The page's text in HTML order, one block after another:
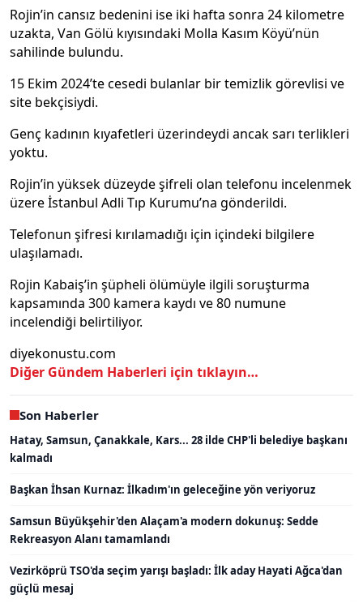
Rojin’in cansız bedenini ise iki hafta sonra 24 kilometre
uzakta, Van Gölü kıyısındaki Molla Kasım Köyü’nün
sahilinde bulundu.
15 Ekim 2024’te cesedi bulanlar bir temizlik görevlisi ve
site bekçisiydi.
Genç kadının kıyafetleri üzerindeydi ancak sarı terlikleri
yoktu.
Rojin’in yüksek düzeyde şifreli olan telefonu incelenmek
üzere İstanbul Adli Tıp Kurumu’na gönderildi.
Telefonun şifresi kırılamadığı için içindeki bilgilere
ulaşılamadı.
Rojin Kabaiş’in şüpheli ölümüyle ilgili soruşturma
kapsamında 300 kamera kaydı ve 80 numune
incelendiği belirtiliyor.
diyekonustu.com
Diğer Gündem Haberleri için tıklayın…
Son Haberler
Hatay, Samsun, Çanakkale, Kars... 28 ilde CHP'li belediye başkanı
kalmadı
Başkan İhsan Kurnaz: İlkadım'ın geleceğine yön veriyoruz
Samsun Büyükşehir'den Alaçam'a modern dokunuş: Sedde
Rekreasyon Alanı tamamlandı
Vezirköprü TSO'da seçim yarışı başladı: İlk aday Hayati Ağca'dan
güçlü mesaj